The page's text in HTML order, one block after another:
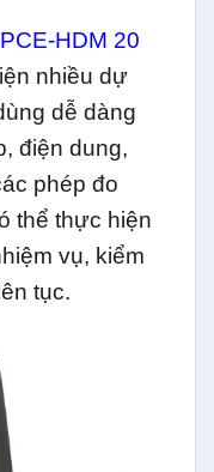
HDM 20
nhiều dự
dễ dàng
điện dung,
phép đo
thể thực hiện
vụ, kiểm
tục.